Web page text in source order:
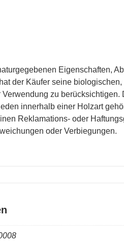
Eigenschaften,
der Käufer seine
zu
innerhalb einer Holzart
Reklamations- oder
oder Verbiegungen.